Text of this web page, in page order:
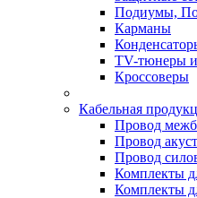
Подиумы,
Карманы
TV-тюнеры
Кроссоверы
Кабельная
Провод
Провод
Провод
Комплекты
Комплекты